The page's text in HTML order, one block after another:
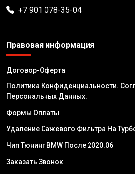
+7 901 078-35-04
Правовая информация
Договор-Оферта
Политика Конфиденциальности.
Персональных Данных.
Формы Оплаты
Удаление Сажевого Фильтра На
Чип Тюнинг BMW После 2020.06
Заказать Звонок